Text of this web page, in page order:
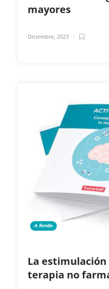
mayores
Diciembre, 2023
A fondo
La
terapia no